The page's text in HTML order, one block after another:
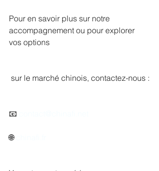
Pour en savoir plus sur notre
accompagnement ou pour explorer
vos options
sur le marché chinois, contactez-nous :
📧
🌐